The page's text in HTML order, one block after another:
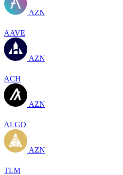
AZN
AAVE
AZN
ACH
AZN
ALGO
AZN
TLM